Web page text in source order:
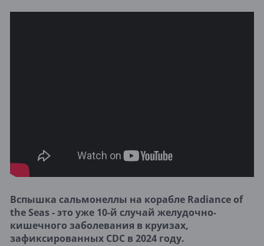
Вспышка сальмонеллы на корабле Radiance of
the Seas - это уже 10-й случай желудочно-
кишечного заболевания в круизах,
зафиксированных CDC в 2024 году.